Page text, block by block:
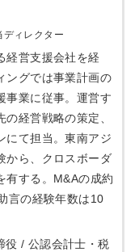
ディレクター
経営支援会社を経
ングでは事業計画の
事業に従事。運営す
経営戦略の策定、
にて担当。東南アジ
から、クロスボーダ
有する。M&Aの成約
言の経験年数は10
役 / 公認会計士・税